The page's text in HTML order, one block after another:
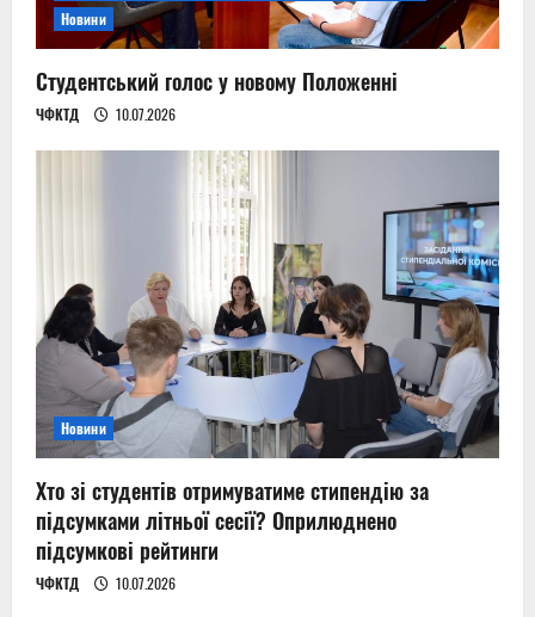
Новини
Студентський голос у новому Положенні
ЧФКТД 10.07.2026
Новини
Хто зі студентів отримуватиме стипендію за
підсумками літньої сесії? Оприлюднено
підсумкові рейтинги
ЧФКТД 10.07.2026